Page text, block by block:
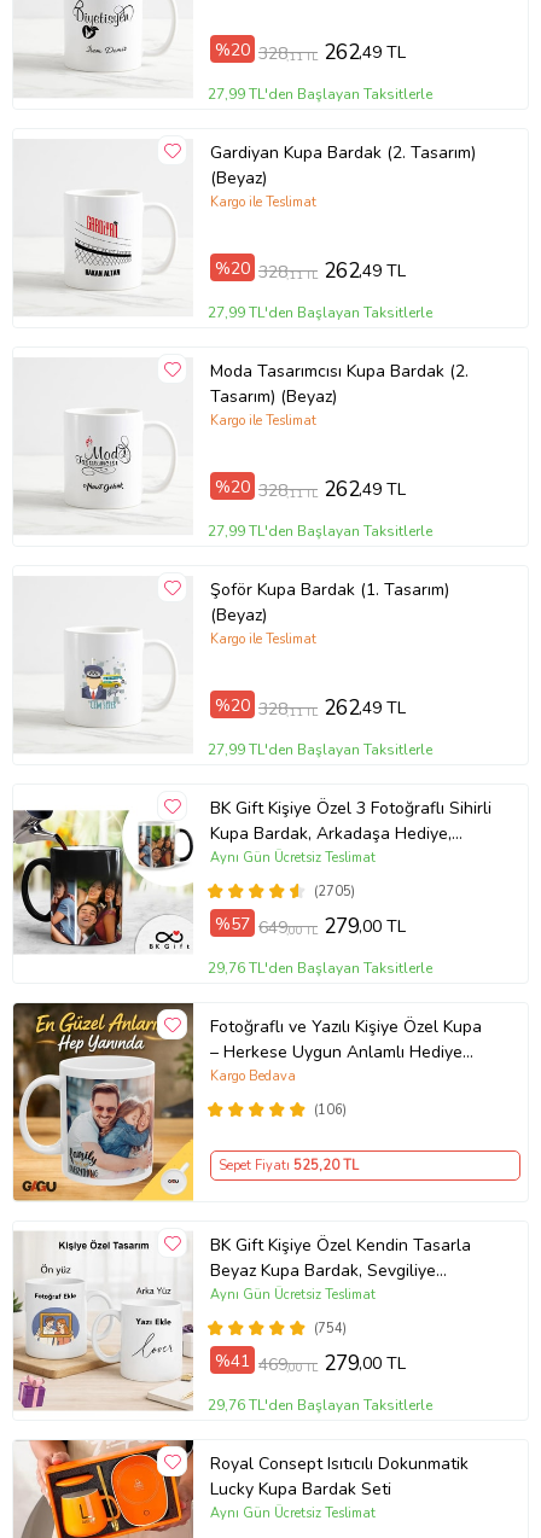
%20 328,11 TL 262,49 TL
27,99 TL'den Başlayan Taksitlerle
Gardiyan Kupa Bardak (2. Tasarım)
(Beyaz)
Kargo ile Teslimat
%20 328,11 TL 262,49 TL
27,99 TL'den Başlayan Taksitlerle
Moda Tasarımcısı Kupa Bardak (2.
Tasarım) (Beyaz)
Kargo ile Teslimat
%20 328,11 TL 262,49 TL
27,99 TL'den Başlayan Taksitlerle
Şoför Kupa Bardak (1. Tasarım)
(Beyaz)
Kargo ile Teslimat
%20 328,11 TL 262,49 TL
27,99 TL'den Başlayan Taksitlerle
BK Gift Kişiye Özel 3 Fotoğraflı Sihirli
Kupa Bardak, Arkadaşa Hediye,
Sevgiliye Hediye
(2705)
Aynı Gün Ücretsiz Teslimat
%57 649,00 TL 279,00 TL
29,76 TL'den Başlayan Taksitlerle
Fotoğraflı ve Yazılı Kişiye Özel Kupa
– Herkese Uygun Anlamlı Hediye
Porselen Baskılı Kupa (Beyaz)
(106)
Kargo Bedava
Sepet Fiyatı 525,20 TL
BK Gift Kişiye Özel Kendin Tasarla
Beyaz Kupa Bardak, Sevgiliye
Hediye, Arkadaşa Hediye, Doğum
Günü Hediyesi(754)
Aynı Gün Ücretsiz Teslimat
%41 469,00 TL 279,00 TL
29,76 TL'den Başlayan Taksitlerle
Royal Consept Isıtıcılı Dokunmatik
Lucky Kupa Bardak Seti
Aynı Gün Ücretsiz Teslimat